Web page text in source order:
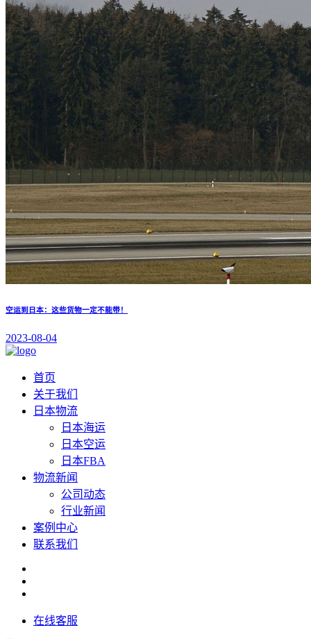
空运到日本：这些货物一定不能带！
2023-08-04
首页
关于我们
日本物流
日本海运
日本空运
日本FBA
物流新闻
公司动态
行业新闻
案例中心
联系我们
在线客服